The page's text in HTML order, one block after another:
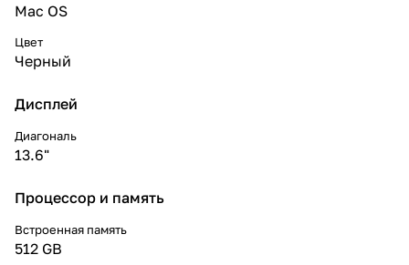
Mac OS
Цвет
Черный
Дисплей
Диагональ
13.6"
Процессор и память
Встроенная память
512 GB